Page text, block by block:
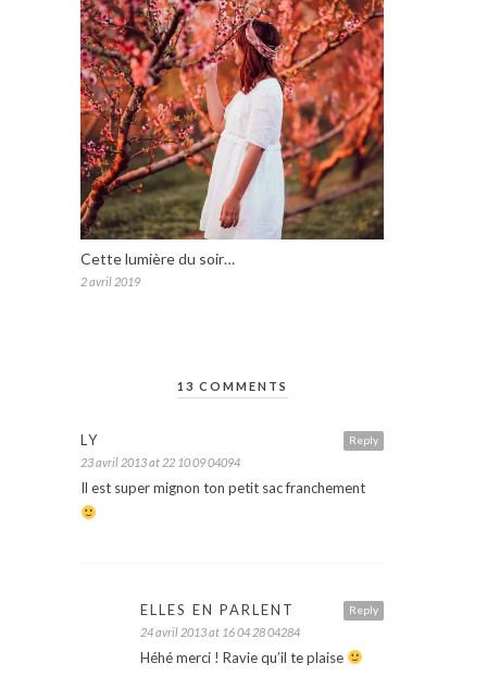
Cette lumière du soir…
2 avril 2019
13 COMMENTS
Reply
LY
23 avril 2013 at 22 10 09 04094
Il est super mignon ton petit sac franchement
Reply
ELLES EN PARLENT
24 avril 2013 at 16 04 28 04284
Héhé merci ! Ravie qu’il te plaise